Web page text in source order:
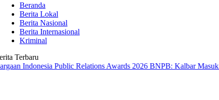
Beranda
Berita Lokal
Berita Nasional
Berita Internasional
Kriminal
Terbaru
Public Relations Awards 2026 BNPB: Kalbar Masuk Prioritas